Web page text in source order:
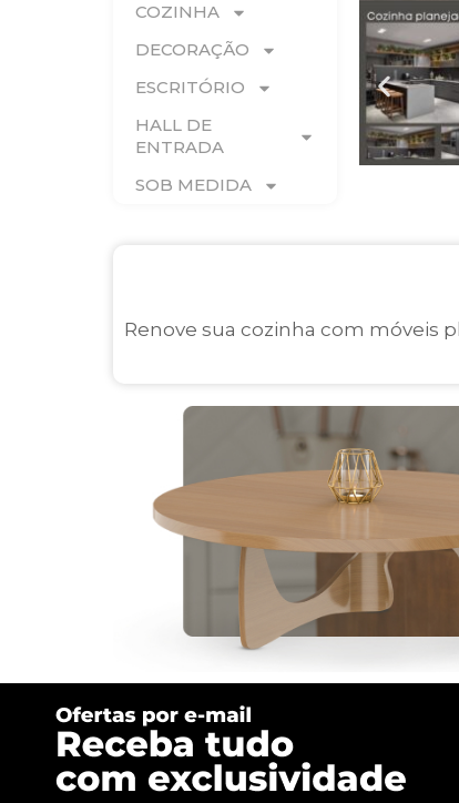
COZINHA
DECORAÇÃO
ESCRITÓRIO
HALL DE
ENTRADA
SOB MEDIDA
Renove sua cozinha com móveis